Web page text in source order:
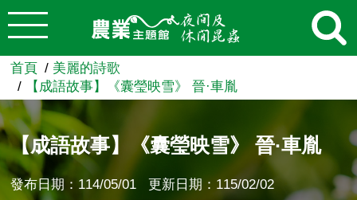
跳到主要內容
農業知識入口網
首頁
美麗的詩歌
【成語故事】《囊瑩映雪》 晉·車胤
【成語故事】《囊瑩映雪》 晉·車胤
發布日期：114/05/01 更新日期：115/02/02